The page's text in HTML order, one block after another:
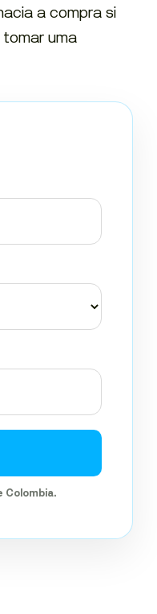
a compra si
uma
Colombia.